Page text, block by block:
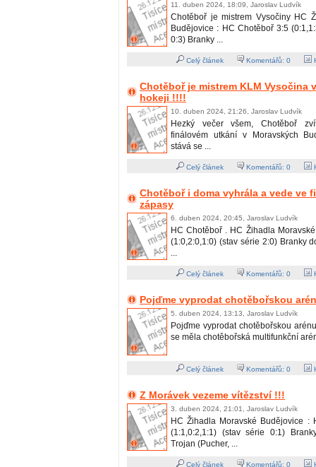
11. duben 2024, 18:09, Jaroslav Ludvík
Chotěboř je mistrem Vysočiny HC
Budějovice : HC Chotěboř 3:5
0:3) Branky ...
Celý článek Komentářů: 0
Chotěboř je mistrem KLM Vysočina
hokeji !!!!
10. duben 2024, 21:26, Jaroslav Ludvík
Hezký večer všem, Chotěboř
finálovém utkání v Moravských
stává se ...
Celý článek Komentářů: 0
Chotěboř i doma vyhrála a vede ve
zápasy
6. duben 2024, 20:45, Jaroslav Ludvík
HC Chotěboř . HC Žihadla
(1:0,2:0,1:0) (stav série 2:0) Branky
...
Celý článek Komentářů: 0
Pojďme vyprodat chotěbořskou
5. duben 2024, 13:13, Jaroslav Ludvík
Pojďme vyprodat chotěbořskou
se měla chotěbořská multifunkční
Celý článek Komentářů: 0
Z Morávek vezeme vítězství !!!
3. duben 2024, 21:01, Jaroslav Ludvík
HC Žihadla Moravské Budějovice :
(1:1,0:2,1:1) (stav série 0:1)
Trojan (Pucher, ...
Celý článek Komentářů: 0